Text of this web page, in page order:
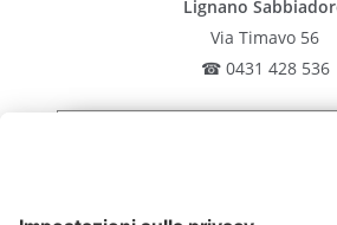
Lignano
Via Timavo 56
☎ 0431 428 536
Latisana